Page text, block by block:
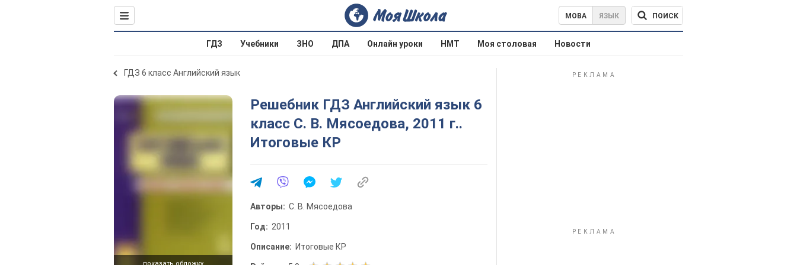
МОВА ЯЗЫК ПОИСК
ГДЗ Учебники ЗНО ДПА Онлайн уроки НМТ Моя столовая Новости
ГДЗ 6 класс Английский язык
Решебник ГДЗ Английский язык 6
класс С. В. Мясоедова, 2011 г..
Итоговые КР
Авторы: С. В. Мясоедова
Год: 2011
Описание: Итоговые КР